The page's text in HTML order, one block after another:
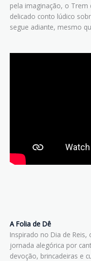
pela imaginação, o Trem
delicado conto lúdico
segue adiante, mesmo
A Folia de Dê
Inspirado no Dia de
jornada alegórica por
devoção, brincadeiras e